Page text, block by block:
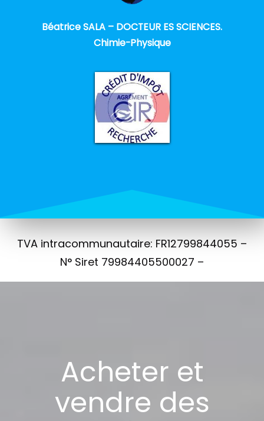
Béatrice SALA – DOCTEUR ES SCIENCES.
Chimie-Physique
TVA intracommunautaire: FR12799844055 –
N° Siret 79984405500027 –
Acheter et
vendre des